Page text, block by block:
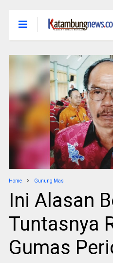
Home Gunung Mas
Ini Alasan
Tuntasnya
Gumas